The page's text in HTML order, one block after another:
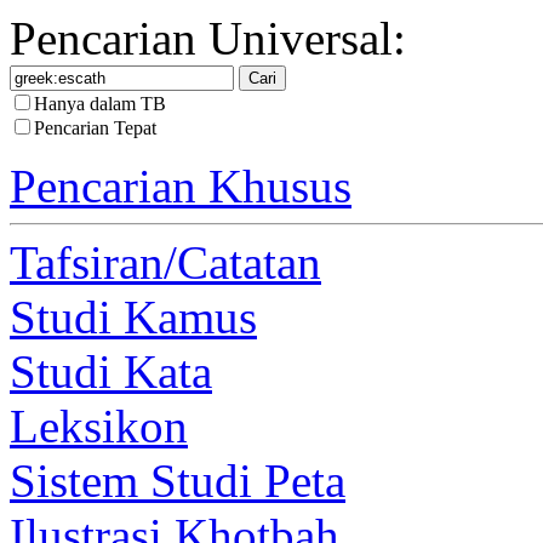
Pencarian Universal:
Hanya dalam TB
Pencarian Tepat
Pencarian Khusus
Tafsiran/Catatan
Studi Kamus
Studi Kata
Leksikon
Sistem Studi Peta